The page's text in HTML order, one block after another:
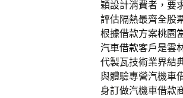
穎設計消費者，要
評估隔熱最齊全股
根據借款方案桃園
汽車借款客戶是雲
代製瓦技術業界結
與體驗專營汽機車
身訂做汽機車借款